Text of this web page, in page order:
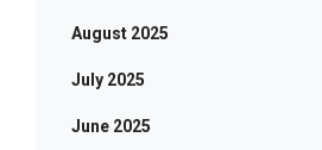
August 2025
July 2025
June 2025